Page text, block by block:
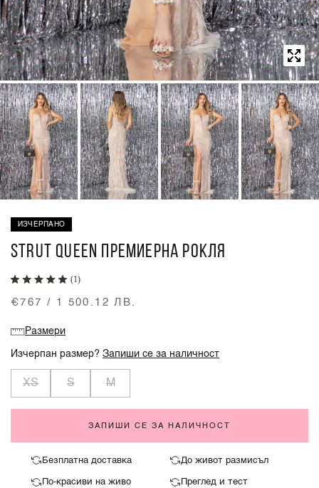
ИЗЧЕРПАНО
STRUT QUEEN ПРЕМИЕРНА РОКЛЯ
(1)
€767 / 1 500.12 ЛВ.
Размери
Изчерпан размер?Запиши се за наличност
XS S M
ЗАПИШИ СЕ ЗА НАЛИЧНОСТ
Безплатна доставка До живот размисъл
По-красиви на живо Преглед и тест